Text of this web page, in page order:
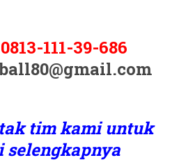
0813-111-39-686
tim kami untuk
selengkapnya